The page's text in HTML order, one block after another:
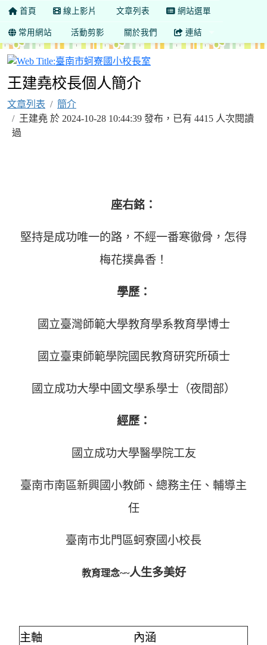
首頁 線上影片 文章列表 網站選單
常用網站 活動剪影 關於我們 連結
王建堯校長個人簡介
文章列表
簡介
王建堯 於 2024-10-28 10:44:39 發布，已有 4415 人次閱讀
過
座右銘：
堅持是成功唯一的路，不經一番寒徹骨，怎得
梅花撲鼻香！
學歷：
國立臺灣師範大學教育學系教育學博士
國立臺東師範學院國民教育研究所碩士
國立成功大學中國文學系學士（夜間部）
經歷：
國立成功大學醫學院工友
臺南市南區新興國小教師、總務主任、輔導主
任
臺南市北門區蚵寮國小校長
教育理念~~人生多美好
主軸 內涵